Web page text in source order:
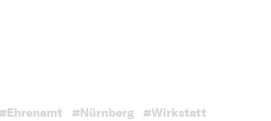
#Nürnberg
#Wirkstatt